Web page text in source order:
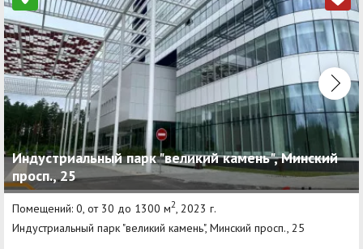
Индустриальный парк "великий камень", Минский
просп., 25
Помещений: 0, от 30 до 1300 м2 , 2023 г.
Индустриальный парк "великий камень", Минский просп., 25